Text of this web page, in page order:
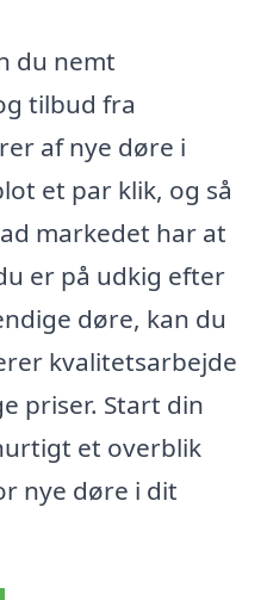
du nemt
tilbud fra
af nye døre i
et par klik, og så
markedet har at
er på udkig efter
døre, kan du
kvalitetsarbejde
priser. Start din
et overblik
nye døre i dit